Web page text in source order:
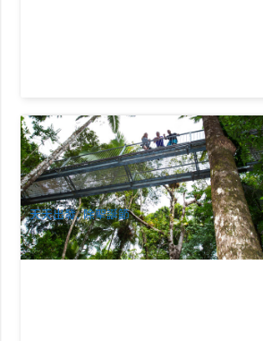
雨林票券 | 丹樹雨林探索中心及高塔觀景
步道門票 (北昆士蘭最老的熱帶雨林) (免
費提供中文音頻導覽器)
462 已預訂
AUD $40.00 $41.00
CNS03186
天天出發, 除聖誕節